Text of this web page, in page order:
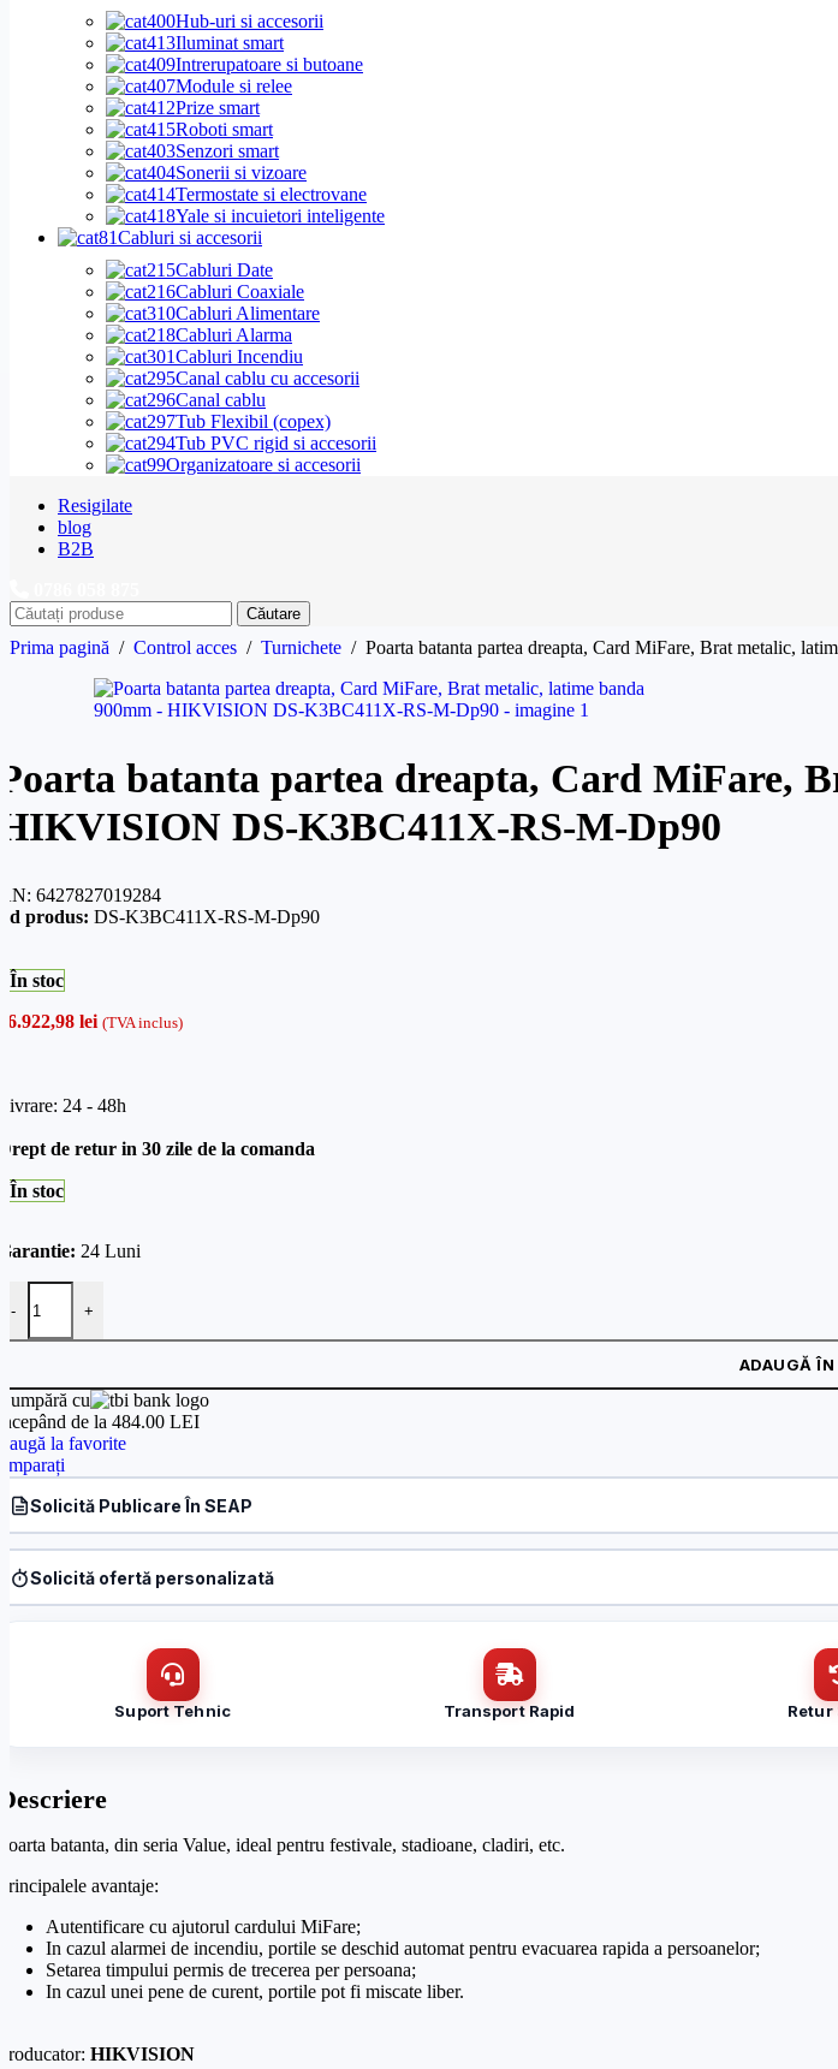
Hub-uri si accesorii
Iluminat smart
Intrerupatoare si butoane
Module si relee
Prize smart
Roboti smart
Senzori smart
Sonerii si vizoare
Termostate si electrovane
Yale si incuietori inteligente
Cabluri si accesorii
Cabluri Date
Cabluri Coaxiale
Cabluri Alimentare
Cabluri Alarma
Cabluri Incendiu
Canal cablu cu accesorii
Canal cablu
Tub Flexibil (copex)
Tub PVC rigid si accesorii
Organizatoare si accesorii
Resigilate
blog
B2B
Căutare
Prima pagină / Control acces / Turnichete / Poarta batanta partea dreapta, Card MiFare, Brat metalic,
batanta partea dreapta, Card MiFare,
DS-K3BC411X-RS-M-Dp90
6427827019284
produs: DS-K3BC411X-RS-M-Dp90
În stoc
lei (TVA inclus)
24 - 48h
de retur in 30 zile de la comanda
În stoc
24 Luni
-
Poarta batanta partea dreapta, Card MiFare, Brat metalic, latime banda 900mm - HIKVISION DS-
+
ADAUGĂ ÎN
cu
de la 484.00 LEI
la favorite
Solicită Publicare În SEAP
Denumire firmă / instituție*
Solicită ofertă personalizată
Suport Tehnic Transport Rapid Retur
batanta, din seria Value, ideal pentru festivale, stadioane, cladiri, etc.
avantaje:
Autentificare cu ajutorul cardului MiFare;
In cazul alarmei de incendiu, portile se deschid automat pentru evacuarea rapida a persoanelor;
Setarea timpului permis de trecerea per persoana;
In cazul unei pene de curent, portile pot fi miscate liber.
HIKVISION